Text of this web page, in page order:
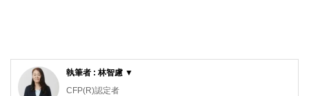
執筆者 : 林智慮 ▼
CFP(R)認定者